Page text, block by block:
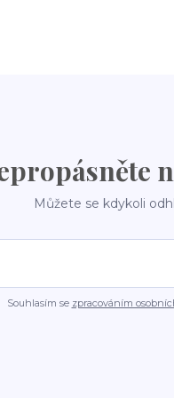
Můžete se kdykoli
Souhlasím se zpracováním